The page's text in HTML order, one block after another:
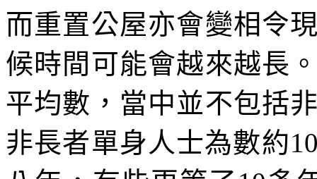
而重置公屋亦會變相令
候時間可能會越來越長
平均數，當中並不包括
非長者單身人士為數約